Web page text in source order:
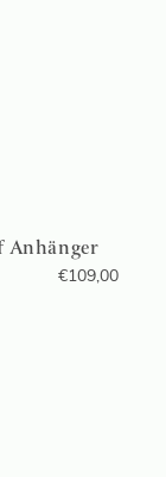
Anhänger
€109,00